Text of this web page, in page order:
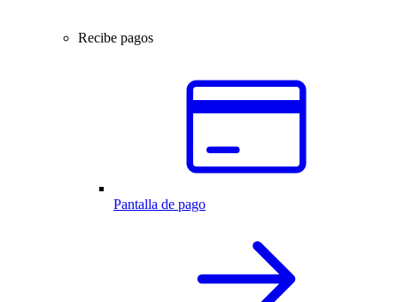
Recibe pagos
Pantalla de pago